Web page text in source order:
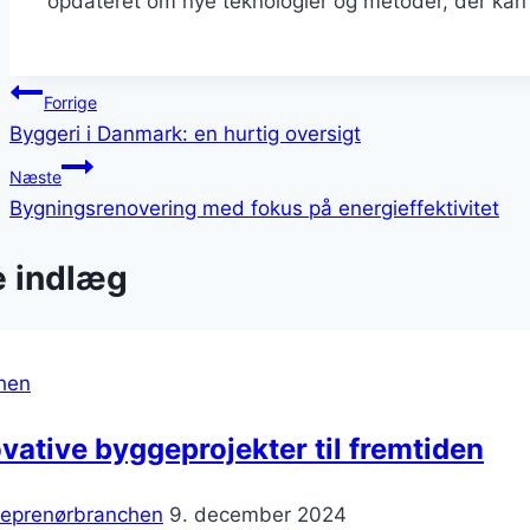
Indlægsnavigation
Forrige
Byggeri i Danmark: en hurtig oversigt
Næste
Bygningsrenovering med fokus på energieffektivitet
indlæg
byggeprojekter til fremtiden
9. december 2024